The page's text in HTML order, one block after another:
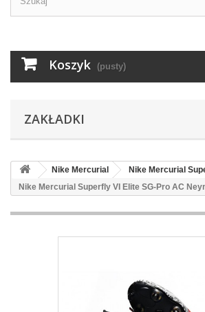
Koszyk (pusty)
ZAKŁADKI
Nike Mercurial Nike Mercurial
Nike Mercurial Superfly VI Elite SG-Pro AC